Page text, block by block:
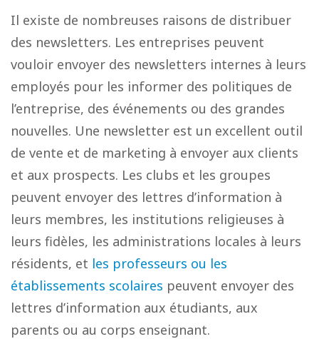
Il existe de nombreuses raisons de distribuer
des newsletters. Les entreprises peuvent
vouloir envoyer des newsletters internes à leurs
employés pour les informer des politiques de
l’entreprise, des événements ou des grandes
nouvelles. Une newsletter est un excellent outil
de vente et de marketing à envoyer aux clients
et aux prospects. Les clubs et les groupes
peuvent envoyer des lettres d’information à
leurs membres, les institutions religieuses à
leurs fidèles, les administrations locales à leurs
résidents, et les professeurs ou les
établissements scolaires peuvent envoyer des
lettres d’information aux étudiants, aux
parents ou au corps enseignant.